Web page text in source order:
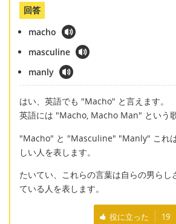
回答
macho
masculine
manly
はい、英語でも "Macho" と言えます。
英語には "Macho, Macho Man" という歌
"Macho" と "Masculine" "Manly" これ
しい人を表します。
たいてい、これらの言葉は自らの男らし
ている人を表します。
役に立った 19